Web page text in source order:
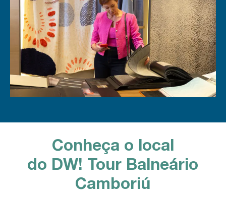
Conheça o local
do DW! Tour Balneário
Camboriú